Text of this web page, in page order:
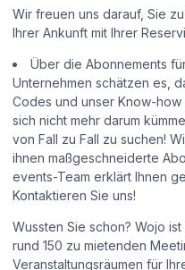
Wir freuen uns darauf, Sie
Ihrer Ankunft mit Ihrer
Über die Abonnements
Unternehmen schätzen es,
Codes und unser Know-
sich nicht mehr darum
von Fall zu Fall zu suchen!
ihnen maßgeschneiderte
events-Team erklärt Ihnen
Kontaktieren Sie uns!
Wussten Sie schon? Wojo
rund 150 zu mietenden
Veranstaltungsräumen für